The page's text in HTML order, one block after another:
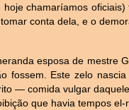
chamaríamos oficiais)
conta dela, e o
esposa de mestre
fossem. Este zelo
— comida vulgar
que havia tempos